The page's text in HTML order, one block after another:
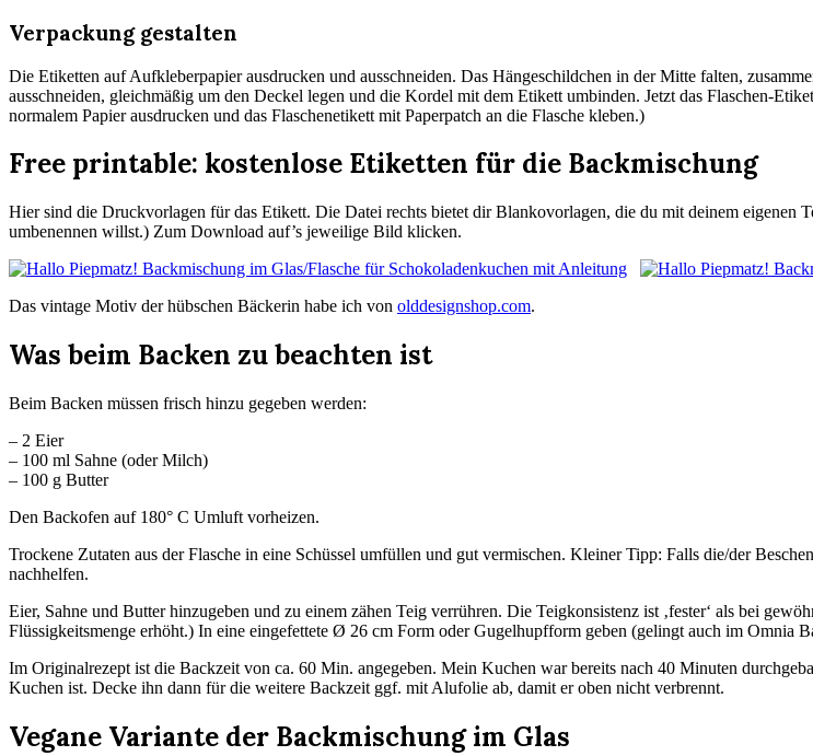
Verpackung gestalten
Die Etiketten auf Aufkleberpapier ausdrucken und ausschneiden. Das Hängeschildchen in der Mitte falten,
ausschneiden, gleichmäßig um den Deckel legen und die Kordel mit dem Etikett umbinden. Jetzt das Flaschen-
normalem Papier ausdrucken und das Flaschenetikett mit Paperpatch an die Flasche kleben.)
Free printable: kostenlose Etiketten für die Backmischung
Hier sind die Druckvorlagen für das Etikett. Die Datei rechts bietet dir Blankovorlagen, die du mit deinem eigenen
umbenennen willst.) Zum Download auf’s jeweilige Bild klicken.
Das vintage Motiv der hübschen Bäckerin habe ich von olddesignshop.com.
Was beim Backen zu beachten ist
Beim Backen müssen frisch hinzu gegeben werden:
– 2 Eier
– 100 ml Sahne (oder Milch)
– 100 g Butter
Den Backofen auf 180° C Umluft vorheizen.
Trockene Zutaten aus der Flasche in eine Schüssel umfüllen und gut vermischen. Kleiner Tipp: Falls die/der
nachhelfen.
Eier, Sahne und Butter hinzugeben und zu einem zähen Teig verrühren. Die Teigkonsistenz ist ‚fester‘ als bei
Flüssigkeitsmenge erhöht.) In eine eingefettete Ø 26 cm Form oder Gugelhupfform geben (gelingt auch im Omnia
Im Originalrezept ist die Backzeit von ca. 60 Min. angegeben. Mein Kuchen war bereits nach 40 Minuten
Kuchen ist. Decke ihn dann für die weitere Backzeit ggf. mit Alufolie ab, damit er oben nicht verbrennt.
Vegane Variante der Backmischung im Glas